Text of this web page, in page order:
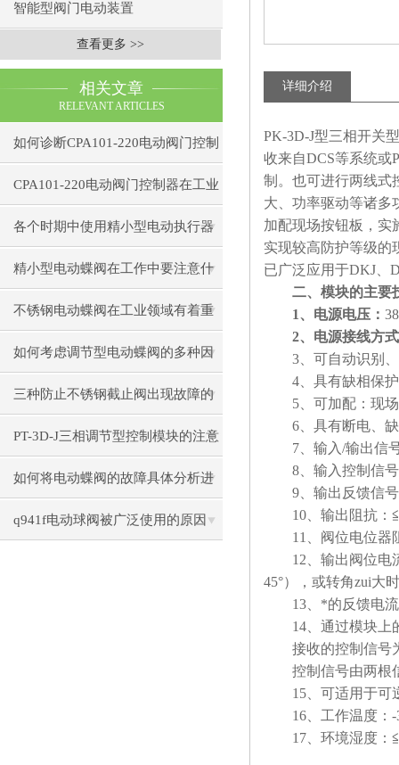
智能型阀门电动装置
查看更多 >>
相关文章
RELEVANT ARTICLES
如何诊断CPA101-220电动阀门控制
器的通信故障？
CPA101-220电动阀门控制器在工业
自动化中的应用
各个时期中使用精小型电动执行器
出现的小状况
精小型电动蝶阀在工作中要注意什
么
不锈钢电动蝶阀在工业领域有着重
要作用
如何考虑调节型电动蝶阀的多种因
素
三种防止不锈钢截止阀出现故障的
方法
PT-3D-J三相调节型控制模块的注意
事项
如何将电动蝶阀的故障具体分析进
行处理
q941f电动球阀被广泛使用的原因
详细介绍
PK-3D-J型三相开关
收来自DCS等系统或
制。也可进行两线式
大、功率驱动等诸多
加配现场按钮板，实
实现较高防护等级的
已广泛应用于DKJ、
二、模块的主要
1、电源电压：
2、电源接线方
3、可自动识别、
4、具有缺相保护
5、可加配：现场
6、具有断电、缺
7、输入/输出信号
8、输入控制信号
9、输出反馈信号
10、输出阻抗：
11、阀位电位器
12、输出阀位电流
45°），或转角zui大
13、*的反馈电流
14、通过模块上的
接收的控制信号为
控制信号由两根信
15、可适用于可逆
16、工作温度：-
17、环境湿度：